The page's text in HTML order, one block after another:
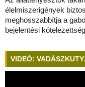
élelmiszerigények
meghosszabbítja a
bejelentési
VIDEÓ: